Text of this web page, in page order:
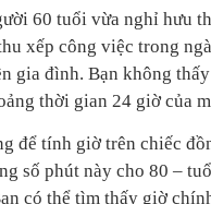
60 tuổi vừa nghỉ hưu
xếp công việc trong
gia đình. Bạn không
thời gian 24 giờ của
để tính giờ trên chiếc
số phút này cho 80 –
có thể tìm thấy giờ